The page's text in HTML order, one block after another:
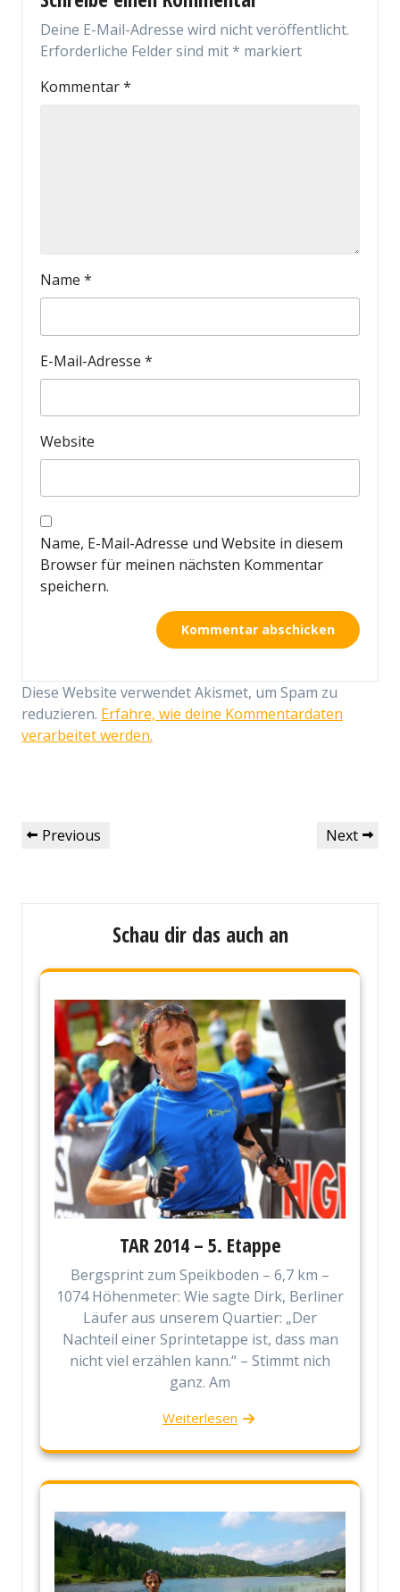
Deine E-Mail-Adresse wird nicht veröffentlicht.
Erforderliche Felder sind mit* markiert
Kommentar*
Name *
E-Mail-Adresse *
Website
Name, E-Mail-Adresse und Website in diesem
Browser für meinen nächsten Kommentar
speichern.
Diese Website verwendet Akismet, um Spam zu
reduzieren. Erfahre, wie deine Kommentardaten
verarbeitet werden.
Beitragsnavigation
Previous
Previous
Next
Next
Schau dir das auch an
TAR 2014 – 5. Etappe
Bergsprint zum Speikboden – 6,7 km –
1074 Höhenmeter: Wie sagte Dirk, Berliner
Läufer aus unserem Quartier: „Der
Nachteil einer Sprintetappe ist, dass man
nicht viel erzählen kann.“ – Stimmt nich
ganz. Am
Weiterlesen